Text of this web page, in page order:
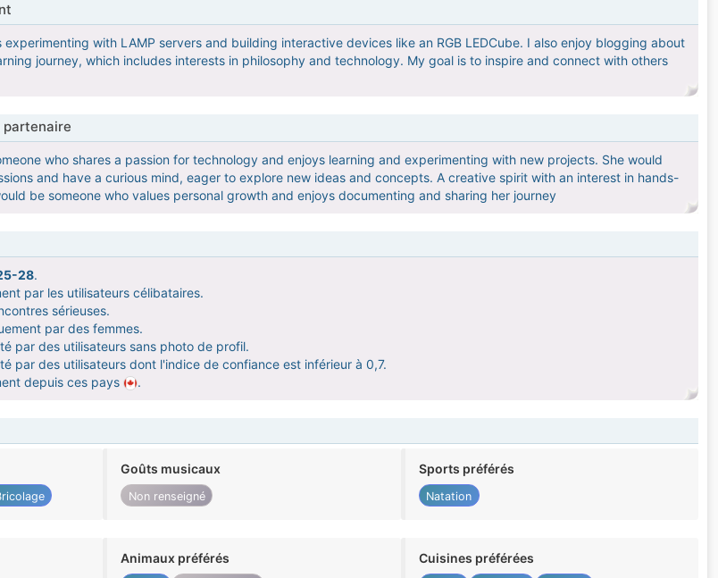
with LAMP servers and building interactive devices like an RGB LEDCube. I also enjoy blogging about
journey, which includes interests in philosophy and technology. My goal is to inspire and connect with others
partenaire
who shares a passion for technology and enjoys learning and experimenting with new projects. She would
and have a curious mind, eager to explore new ideas and concepts. A creative spirit with an interest in hands-
be someone who values personal growth and enjoys documenting and sharing her journey
28.
par les utilisateurs célibataires.
sérieuses.
par des femmes.
par des utilisateurs sans photo de profil.
par des utilisateurs dont l'indice de confiance est inférieur à 0,7.
depuis ces pays
.
Goûts musicaux
Non renseigné
Sports préférés
Natation
Animaux préférés Cuisines préférées